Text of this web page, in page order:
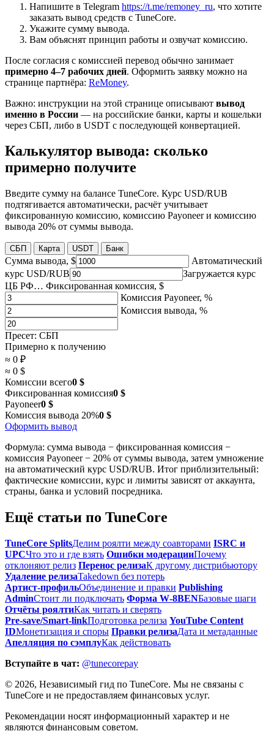
Напишите в Telegram https://t.me/remoney_ru, что хотите
заказать вывод средств с TuneCore.
Укажите сумму вывода.
Вам объяснят принцип работы и озвучат комиссию.
После согласия с комиссией перевод обычно занимает
примерно 4–7 рабочих дней. Оформить заявку можно на
странице партнёра: ReMoney.
Важно: инструкции на этой странице описывают вывод
именно в России — на российские банки, карты и кошельки
через СБП, либо в USDT с последующей конвертацией.
Калькулятор вывода: сколько
примерно получите
Введите сумму на балансе TuneCore. Курс USD/RUB
подтягивается автоматически, расчёт учитывает
фиксированную комиссию, комиссию Payoneer и комиссию
вывода 20% от суммы вывода.
СБП Карта USDT Банк
Сумма вывода, $
Автоматический
курс USD/RUB
Загружается курс
ЦБ РФ… Фиксированная комиссия, $
Комиссия Payoneer, %
Комиссия вывода, %
Пресет: СБП
Примерно к получению
≈ 0 ₽
≈ 0 $
Комиссии всего0 $
Фиксированная комиссия0 $
Payoneer0 $
Комиссия вывода 20%0 $
Оформить вывод
Формула: сумма вывода − фиксированная комиссия −
комиссия Payoneer − 20% от суммы вывода, затем умножение
на автоматический курс USD/RUB. Итог приблизительный:
фактические комиссии, курс и лимиты зависят от аккаунта,
страны, банка и условий посредника.
Ещё статьи по TuneCore
TuneCore SplitsДелим роялти между соавторами ISRC и
UPCЧто это и где взять Ошибки модерацииПочему
отклоняют релиз Перенос релизаК другому дистрибьютору
Удаление релизаTakedown без потерь
Артист‑профильОбъединение и правки Publishing
AdminСтоит ли подключать Форма W‑8BENБазовые шаги
Отчёты роялтиКак читать и сверять
Pre‑save/Smart‑linkПодготовка релиза YouTube Content
IDМонетизация и споры Правки релизаДата и метаданные
Апелляция по сэмплуКак действовать
Вступайте в чат: @tunecorepay
© 2026, Независимый гид по TuneCore. Мы не связаны с
TuneCore и не предоставляем финансовых услуг.
Рекомендации носят информационный характер и не
являются финансовым советом.